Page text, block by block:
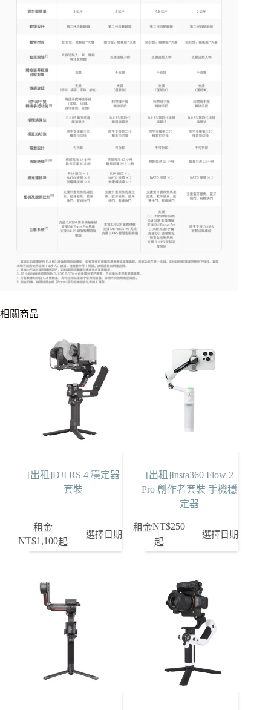
相關商品
[出租]DJI RS 4 穩定器
套裝
租金
NT$1,100起
選擇日期
[出租]Insta360 Flow 2
Pro 創作者套裝 手機穩
定器
租金NT$250
起
選擇日期